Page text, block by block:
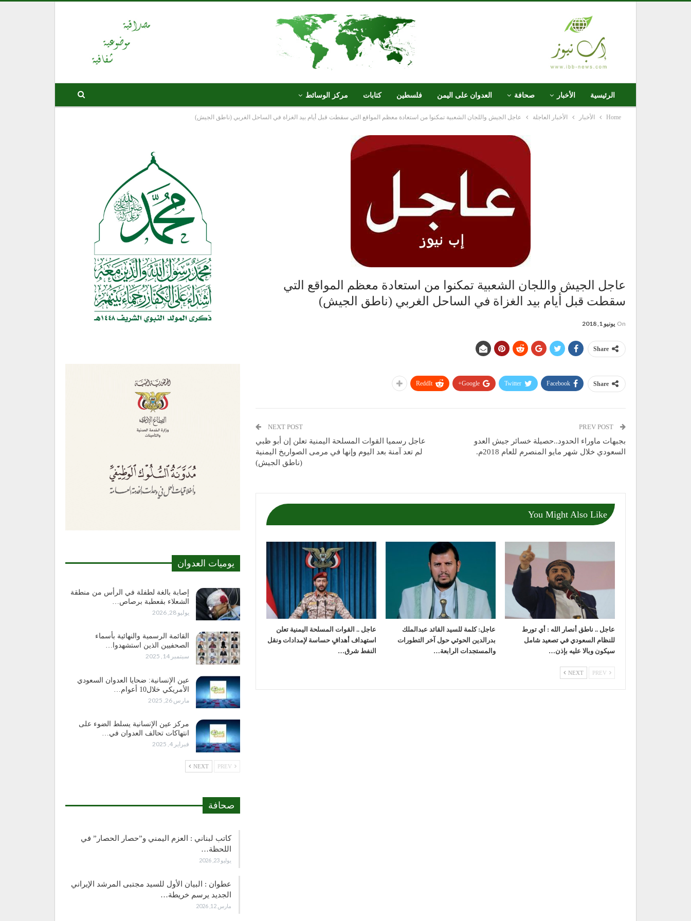
الرئيسية الأخبار صحافة العدوان على اليمن فلسطين كتابات مركز الوسائط
Home الأخبار الأخبار العاجلة عاجل الجيش واللجان الشعبية تمكنوا من استعادة معظم المواقع التي سقطت قبل أيام بيد الغزاة في الساحل الغربي (ناطق الجيش)
عاجل الجيش واللجان الشعبية تمكنوا من استعادة معظم المواقع التي
سقطت قبل أيام بيد الغزاة في الساحل الغربي (ناطق الجيش)
On يونيو 1, 2018
Share
Share
Facebook
Twitter
Google+
ReddIt
بجبهات ماوراء الحدود..حصيلة خسائر جيش العدو
السعودي خلال شهر مايو المنصرم للعام 2018م.
NEXT POST
عاجل رسميا القوات المسلحة اليمنية تعلن إن أبو ظبي
لم تعد آمنة بعد اليوم وإنها في مرمى الصواريخ اليمنية
(ناطق الجيش)
You Might Also Like
عاجل .. ناطق أنصار الله : أي تورط
للنظام السعودي في تصعيد شامل
سيكون وبالا عليه بإذن…
عاجل: كلمة للسيد القائد عبدالملك
بدرالدين الحوثي حول آخر التطورات
والمستجدات الرابعة…
عاجل .. القوات المسلحة اليمنية تعلن
استهداف أهدافٍ حساسة لإمدادات ونقل
النفط شرق…
NEXT
يوميات العدوان
إصابة بالغة لطفلة في الرأس من منطقة
الشعلاء بقعطبة برصاص…
يوليو 28, 2026
القائمة الرسمية والنهائية بأسماء
الصحفيين الذين استشهدوا…
سبتمبر 14, 2025
عين الإنسانية: ضحايا العدوان السعودي
الأمريكي خلال10 أعوام…
مارس 26, 2025
مركز عين الإنسانية يسلط الضوء على
انتهاكات تحالف العدوان في…
فبراير 4, 2025
NEXT
صحافة
كاتب لبناني : العزم اليمني و”حصار الحصار” في
اللحظة…
يوليو 23, 2026
عطوان : البيان الأول للسيد مجتبى المرشد الإيراني
الجديد يرسم خريطة…
مارس 12, 2026